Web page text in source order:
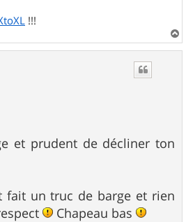
!!!
a
et prudent de décliner ton
fait un truc de barge et rien
Chapeau bas